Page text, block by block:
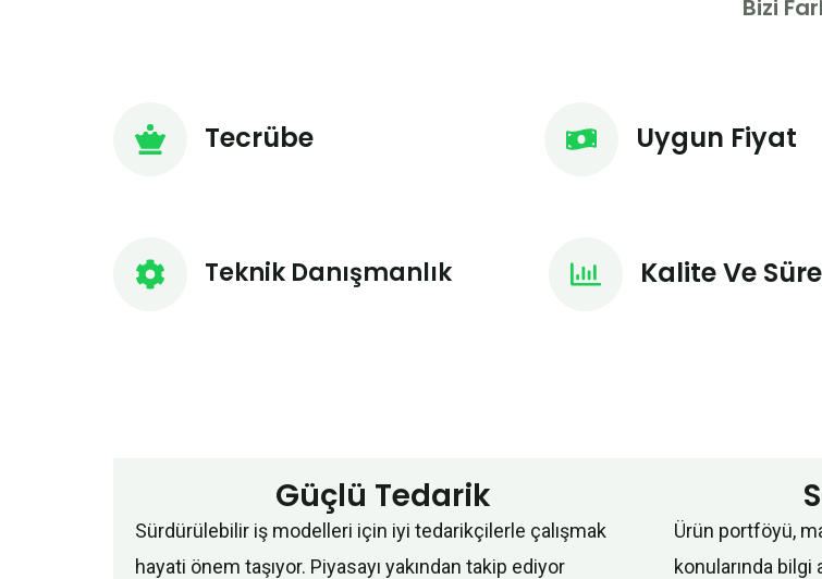
Bizi
Tecrübe Uygun Fiyat
Teknik Danışmanlık Kalite Ve
Güçlü Tedarik
Sürdürülebilir iş modelleri için iyi tedarikçilerle çalışmak
hayati önem taşıyor. Piyasayı yakından takip ediyor
Ürün portföyü,
konularında